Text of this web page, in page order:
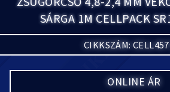
SÁRGA 1M CELLPACK
CIKKSZÁM:
ONLINE ÁR